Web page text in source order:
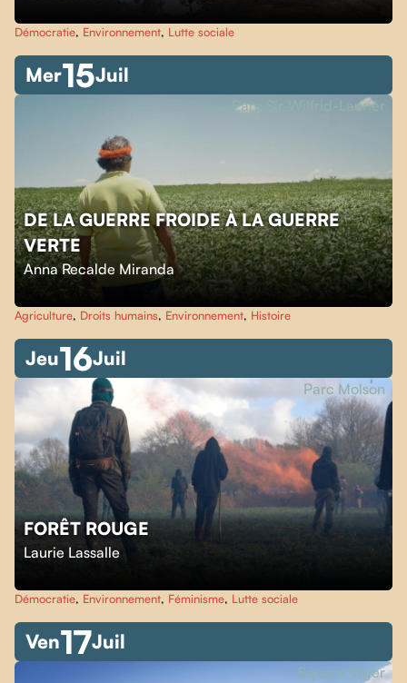
Démocratie, Environnement, Lutte sociale
Mer15Juil
DE LA GUERRE FROIDE À LA GUERRE
VERTE
Anna Recalde Miranda
Parc Sir-Wilfrid-Laurier
Agriculture, Droits humains, Environnement, Histoire
Jeu16Juil
FORÊT ROUGE
Laurie Lassalle
Parc Molson
Démocratie, Environnement, Féminisme, Lutte sociale
Ven17Juil
Square Viger